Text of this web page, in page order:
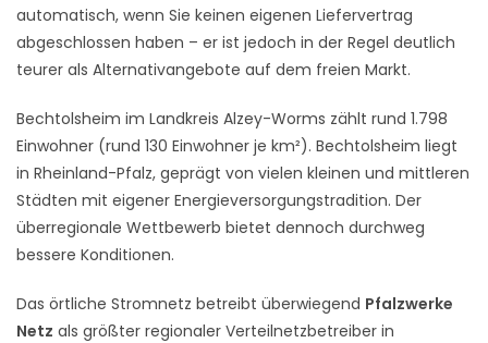
automatisch, wenn Sie keinen eigenen Liefervertrag
abgeschlossen haben – er ist jedoch in der Regel deutlich
teurer als Alternativangebote auf dem freien Markt.
Bechtolsheim im Landkreis Alzey-Worms zählt rund 1.798
Einwohner (rund 130 Einwohner je km²). Bechtolsheim liegt
in Rheinland-Pfalz, geprägt von vielen kleinen und mittleren
Städten mit eigener Energieversorgungstradition. Der
überregionale Wettbewerb bietet dennoch durchweg
bessere Konditionen.
Das örtliche Stromnetz betreibt überwiegend Pfalzwerke
Netz als größter regionaler Verteilnetzbetreiber in